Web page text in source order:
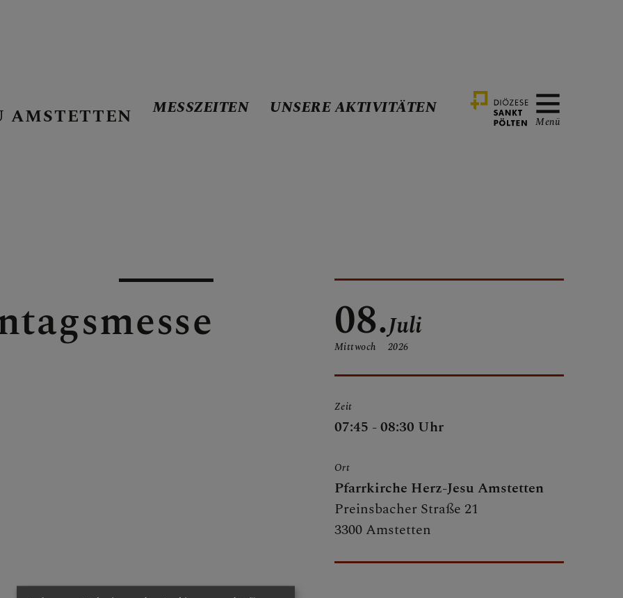
PFARRE
PFARRLICHE EINRICHTUNGEN
GRUPPEN IN DER PFARRE
AMSTETTEN MESSZEITEN UNSERE AKTIVITÄTEN
Menü
08.
Mittwoch
Juli
2026
Zeit
07:45 - 08:30 Uhr
Ort
Pfarrkirche Herz-Jesu Amstetten
Preinsbacher Straße 21
3300 Amstetten